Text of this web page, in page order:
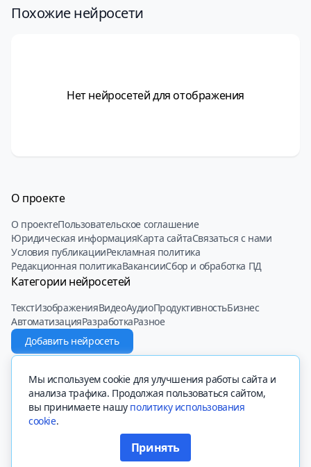
Похожие нейросети
Нет нейросетей для отображения
Перейти на сайт «Маша GPT»
О проекте
О проектеПользовательское соглашение
Юридическая информацияКарта сайтаСвязаться с нами
Условия публикацииРекламная политика
Редакционная политикаВакансииСбор и обработка ПД
Категории нейросетей
ТекстИзображенияВидеоАудиоПродуктивностьБизнес
АвтоматизацияРазработкаРазное
Добавить нейросеть
Вся представленная на сайте информация, касающаяся описаний
сайтов, их функционала и стоимости платных функций, носит
информационный характер и ни при каких условиях не является
публичной офертой, определяемой положениями Статьи 437 (2)
Мы используем cookie для улучшения работы сайта и
анализа трафика. Продолжая пользоваться сайтом,
вы принимаете нашу политику использования
cookie.
Принять